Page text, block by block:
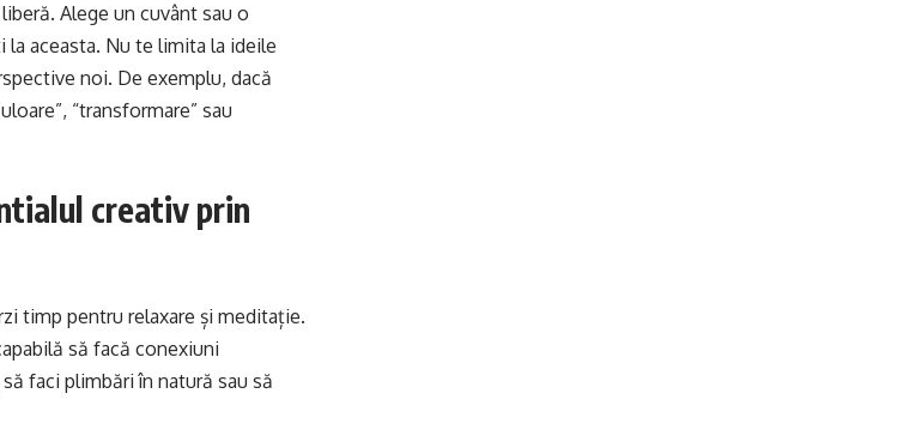
Alege un cuvânt sau o
aceasta. Nu te limita la ideile
noi. De exemplu, dacă
“transformare” sau
creativ prin
timp pentru relaxare și meditație.
să facă conexiuni
faci plimbări în natură sau să